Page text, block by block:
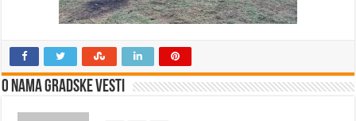
O nama Gradske Vesti